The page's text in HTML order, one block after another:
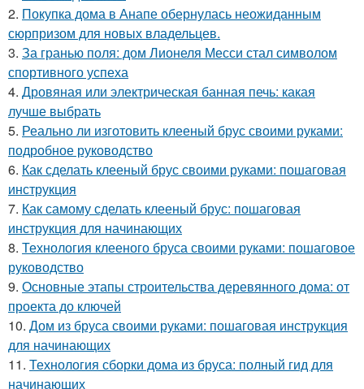
2. Покупка дома в Анапе обернулась неожиданным
сюрпризом для новых владельцев.
3. За гранью поля: дом Лионеля Месси стал символом
спортивного успеха
4. Дровяная или электрическая банная печь: какая
лучше выбрать
5. Реально ли изготовить клееный брус своими руками:
подробное руководство
6. Как сделать клееный брус своими руками: пошаговая
инструкция
7. Как самому сделать клееный брус: пошаговая
инструкция для начинающих
8. Технология клееного бруса своими руками: пошаговое
руководство
9. Основные этапы строительства деревянного дома: от
проекта до ключей
10. Дом из бруса своими руками: пошаговая инструкция
для начинающих
11. Технология сборки дома из бруса: полный гид для
начинающих